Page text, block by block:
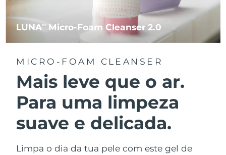
LUNATM Micro-Foam Cleanser 2.0
MICRO-FOAM CLEANSER
Mais leve que o ar.
Para uma limpeza
suave e delicada.
Limpa o dia da tua pele com este gel de